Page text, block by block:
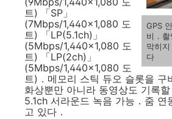
GPS
비．
막히
다
트) 「SP」
(7Mbps/1,440×1,080 도
트) 「LP(5.1ch)」
(5Mbps/1,440×1,080 도
트) 「LP(2ch)」
(5Mbps/1,440×1,080 도
트)．메모리 스틱 듀오 슬롯을 구
화상뿐만 아니라 동영상도 기록
5.1ch 서라운드 녹음 가능．줌 연
고 있다．